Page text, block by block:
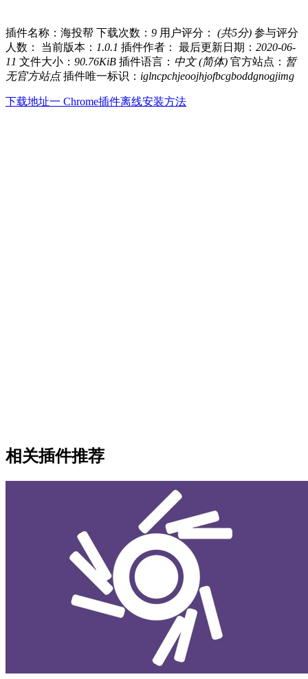
插件名称：海投帮 下载次数： 9 用户评分： (共5分) 参与评分
人数：
当前版本： 1.0.1 插件作者： 最后更新日期： 2020-06-
11 文件大小： 90.76KiB 插件语言： 中文 (简体) 官方站点： 暂
无官方站点 插件唯一标识： iglncpchjeoojhjofbcgboddgnogjimg
下载地址一 Chrome插件离线安装方法
相关插件推荐